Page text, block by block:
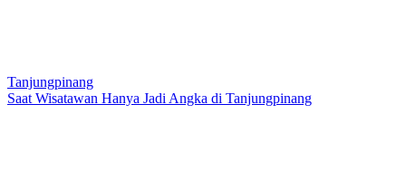
Tanjungpinang
Saat Wisatawan Hanya Jadi Angka di Tanjungpinang